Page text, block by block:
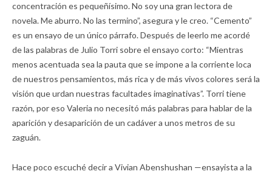
concentración es pequeñísimo. No soy una gran lectora de
novela. Me aburro. No las termino”, asegura y le creo. “Cemento”
es un ensayo de un único párrafo. Después de leerlo me acordé
de las palabras de Julio Torri sobre el ensayo corto: “Mientras
menos acentuada sea la pauta que se impone a la corriente loca
de nuestros pensamientos, más rica y de más vivos colores será la
visión que urdan nuestras facultades imaginativas”. Torri tiene
razón, por eso Valeria no necesitó más palabras para hablar de la
aparición y desaparición de un cadáver a unos metros de su
zaguán.
Hace poco escuché decir a Vivian Abenshushan —ensayista a la